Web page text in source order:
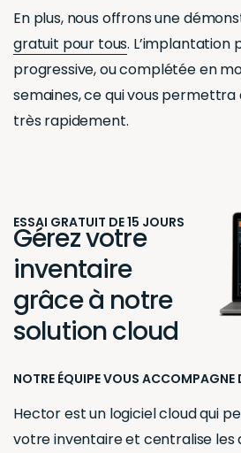
En plus, nous offrons une
gratuit pour tous. L’implantation
progressive, ou complétée en
semaines, ce qui vous
très rapidement.
ESSAI GRATUIT DE 15 JOURS
Gérez votre
inventaire
grâce à notre
solution cloud
NOTRE ÉQUIPE VOUS ACCOMPAGNE
Hector est un logiciel cloud qui
votre inventaire et centralise les